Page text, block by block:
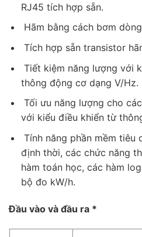
RJ45 tích hợp sẵn.
Hãm bằng cách bơm
Tích hợp sẵn transistor
Tiết kiệm năng lượng với
thông động cơ dạng V/Hz.
Tối ưu năng lượng cho
với kiểu điều khiển từ
Tính năng phần mềm tiêu
định thời, các chức năng
hàm toán học, các hàm
bộ đo kW/h.
Đầu vào và đầu ra *